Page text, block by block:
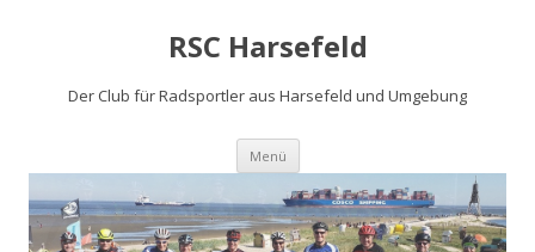
RSC Harsefeld
Der Club für Radsportler aus Harsefeld und Umgebung
Menü Zum
springen